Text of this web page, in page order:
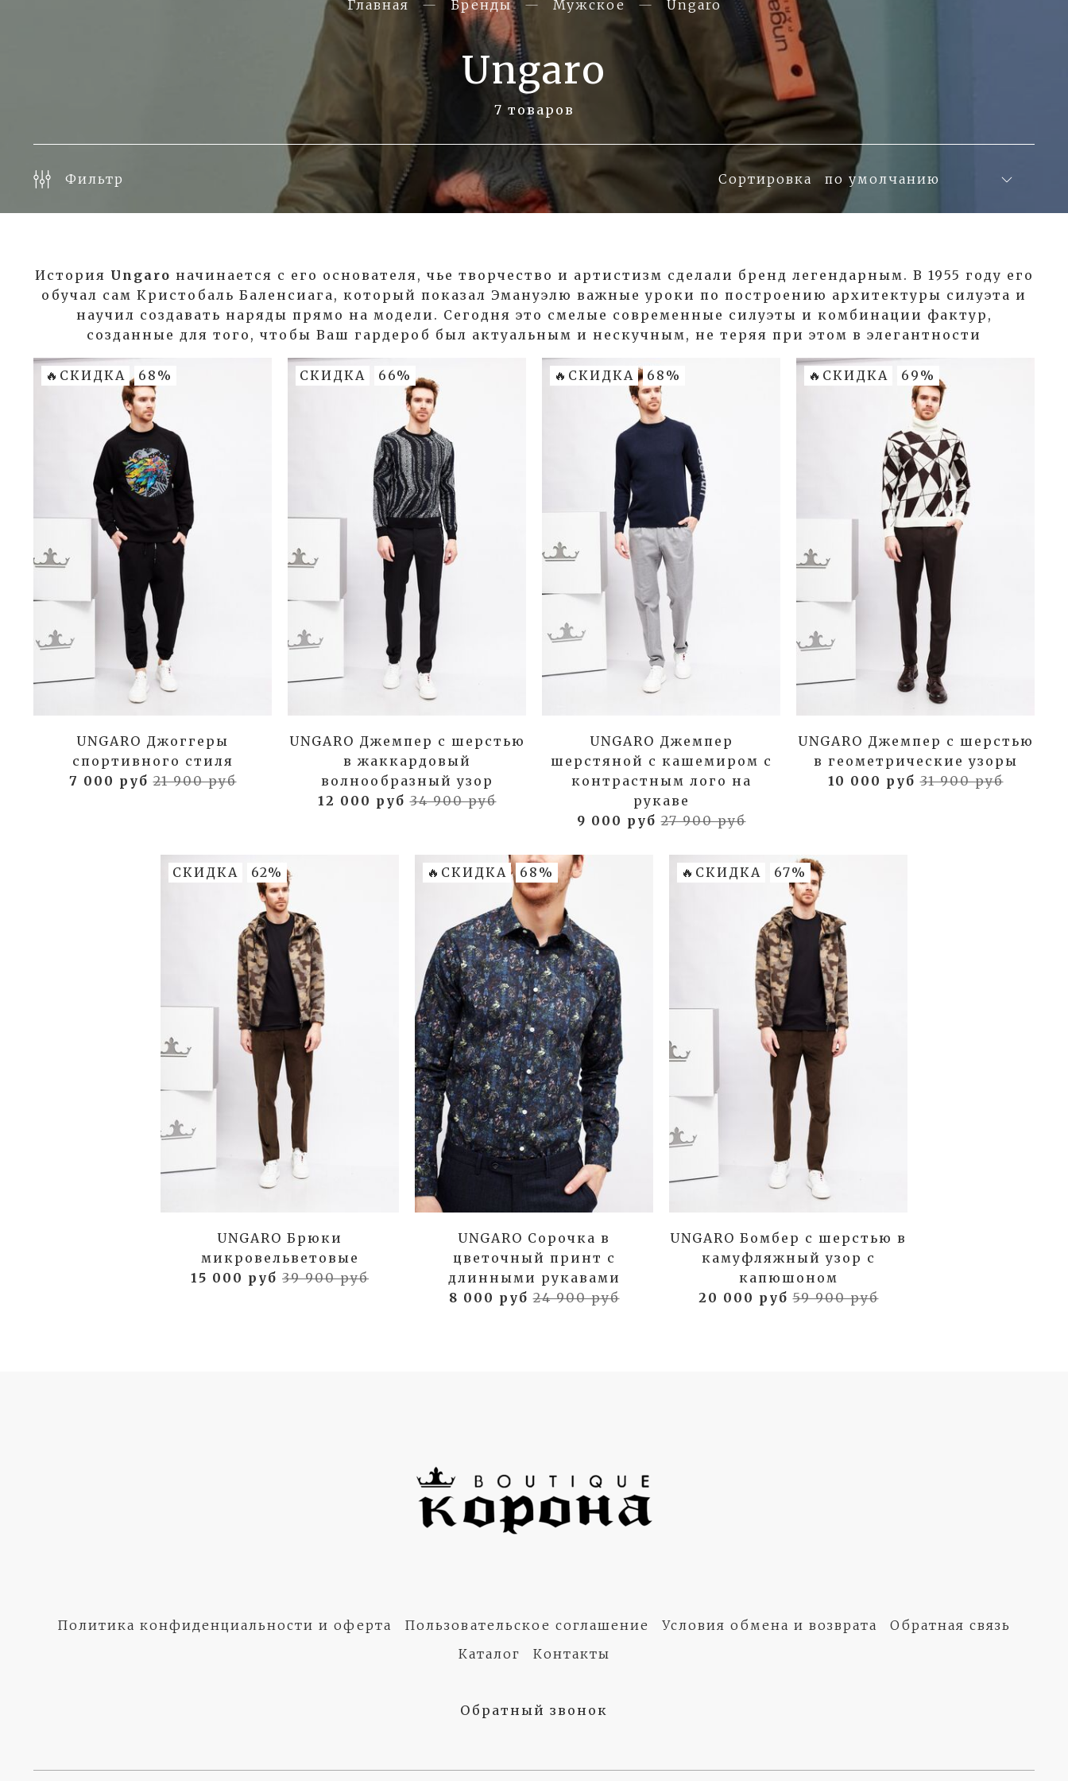
Главная Бренды Мужское Ungaro
Ungaro
7 товаров
Фильтр Сортировка
История Ungaro начинается с его основателя, чье творчество и артистизм сделали бренд легендарным. В 1955 году его
обучал сам Кристобаль Баленсиага, который показал Эмануэлю важные уроки по построению архитектуры силуэта и
научил создавать наряды прямо на модели. Сегодня это смелые современные силуэты и комбинации фактур,
созданные для того, чтобы Ваш гардероб был актуальным и нескучным, не теряя при этом в элегантности
🔥СКИДКА 68%
UNGARO Джоггеры
спортивного стиля
7 000 руб21 900 руб
СКИДКА 66%
UNGARO Джемпер с шерстью
в жаккардовый
волнообразный узор
12 000 руб34 900 руб
🔥СКИДКА 68%
UNGARO Джемпер
шерстяной с кашемиром с
контрастным лого на
рукаве
9 000 руб27 900 руб
🔥СКИДКА 69%
UNGARO Джемпер с шерстью
в геометрические узоры
10 000 руб31 900 руб
СКИДКА 62%
UNGARO Брюки
микровельветовые
15 000 руб 39 900 руб
🔥СКИДКА 68%
UNGARO Сорочка в
цветочный принт с
длинными рукавами
8 000 руб24 900 руб
🔥СКИДКА 67%
UNGARO Бомбер с шерстью в
камуфляжный узор с
капюшоном
20 000 руб59 900 руб
Политика конфиденциальности и оферта Пользовательское соглашение Условия обмена и возврата
Обратная связь
Каталог
Контакты
Обратный звонок